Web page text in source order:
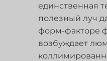
единственная
полезный луч
форм-факторе
возбуждает